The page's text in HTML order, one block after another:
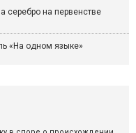
серебро на первенстве
«На одном языке»